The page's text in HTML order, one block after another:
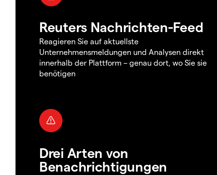
Reuters Nachrichten-Feed
Reagieren Sie auf aktuellste
Unternehmensmeldungen und Analysen direkt
innerhalb der Plattform – genau dort, wo Sie sie
benötigen
Drei Arten von
Benachrichtigungen